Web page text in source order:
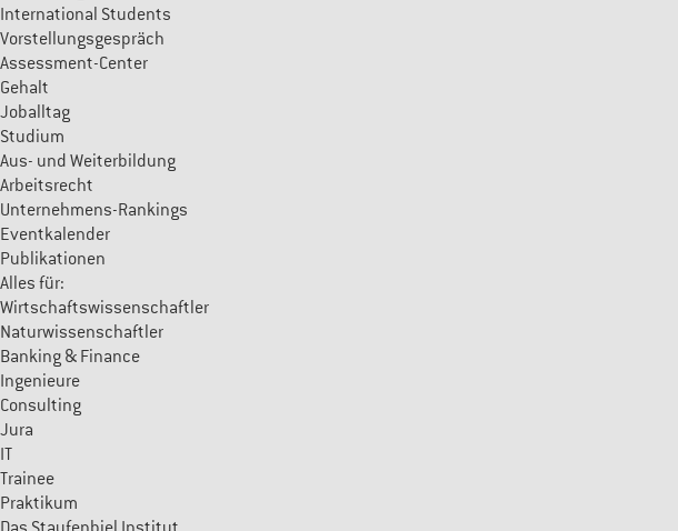
International Students
Vorstellungsgespräch
Assessment-Center
Gehalt
Joballtag
Studium
Aus- und Weiterbildung
Arbeitsrecht
Unternehmens-Rankings
Eventkalender
Publikationen
Alles für:
Wirtschaftswissenschaftler
Naturwissenschaftler
Banking & Finance
Ingenieure
Consulting
Jura
IT
Trainee
Praktikum